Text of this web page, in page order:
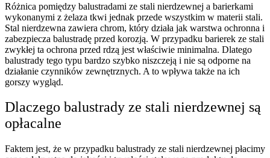
Różnica pomiędzy balustradami ze stali nierdzewnej a barierkami
wykonanymi z żelaza tkwi jednak przede wszystkim w materii stali.
Stal nierdzewna zawiera chrom, który działa jak warstwa ochronna i
zabezpiecza balustradę przed korozją. W przypadku barierek ze stali
zwykłej ta ochrona przed rdzą jest właściwie minimalna. Dlatego
balustrady tego typu bardzo szybko niszczeją i nie są odporne na
działanie czynników zewnętrznych. A to wpływa także na ich
gorszy wygląd.
Dlaczego balustrady ze stali nierdzewnej są
opłacalne
Faktem jest, że w przypadku balustrady ze stali nierdzewnej płacimy